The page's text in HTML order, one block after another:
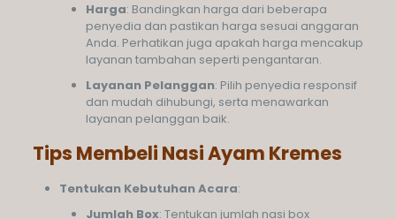
Harga: Bandingkan harga dari beberapa
penyedia dan pastikan harga sesuai anggaran
Anda. Perhatikan juga apakah harga mencakup
layanan tambahan seperti pengantaran.
Layanan Pelanggan: Pilih penyedia responsif
dan mudah dihubungi, serta menawarkan
layanan pelanggan baik.
Tips Membeli Nasi Ayam Kremes
Tentukan Kebutuhan Acara:
Jumlah Box: Tentukan jumlah nasi box